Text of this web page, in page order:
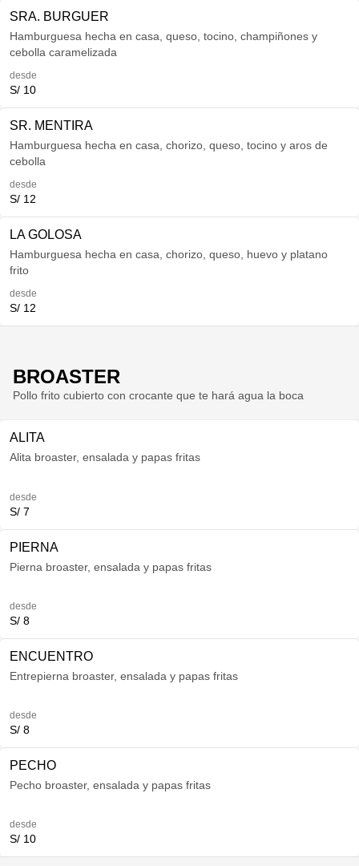
SRA. BURGUER
Hamburguesa hecha en casa, queso, tocino, champiñones y
cebolla caramelizada
desde
S/ 10
SR. MENTIRA
Hamburguesa hecha en casa, chorizo, queso, tocino y aros de
cebolla
desde
S/ 12
LA GOLOSA
Hamburguesa hecha en casa, chorizo, queso, huevo y platano
frito
desde
S/ 12
BROASTER
Pollo frito cubierto con crocante que te hará agua la boca
ALITA
Alita broaster, ensalada y papas fritas
desde
S/ 7
PIERNA
Pierna broaster, ensalada y papas fritas
desde
S/ 8
ENCUENTRO
Entrepierna broaster, ensalada y papas fritas
desde
S/ 8
PECHO
Pecho broaster, ensalada y papas fritas
desde
S/ 10